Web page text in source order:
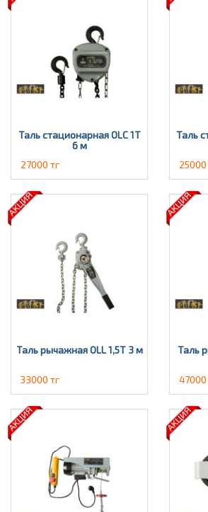
Таль стационарная OLC 1Т
6 м
27000 тг
Таль
25000
Таль рычажная OLL 1,5Т 3 м
33000 тг
Таль
47000